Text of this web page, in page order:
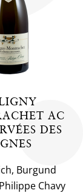
AC
DES
Burgund
Chavy